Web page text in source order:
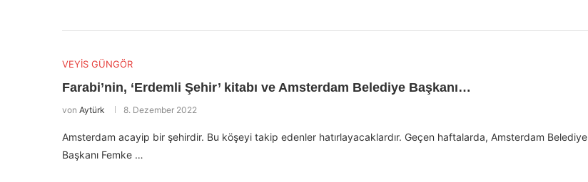
VEYİS GÜNGÖR
Farabi’nin, ‘Erdemli Şehir’ kitabı ve Amsterdam Belediye Başkanı…
von Aytürk 8. Dezember 2022
Amsterdam acayip bir şehirdir. Bu köşeyi takip edenler hatırlayacaklardır. Geçen haftalarda, Amsterdam Belediye
Başkanı Femke …